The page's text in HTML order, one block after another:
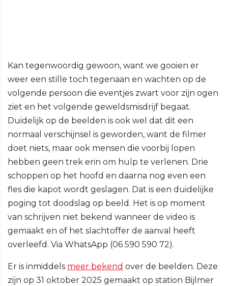
Kan tegenwoordig gewoon, want we gooien er
weer een stille toch tegenaan en wachten op de
volgende persoon die eventjes zwart voor zijn ogen
ziet en het volgende geweldsmisdrijf begaat.
Duidelijk op de beelden is ook wel dat dit een
normaal verschijnsel is geworden, want de filmer
doet niets, maar ook mensen die voorbij lopen
hebben geen trek erin om hulp te verlenen. Drie
schoppen op het hoofd en daarna nog even een
fles die kapot wordt geslagen. Dat is een duidelijke
poging tot doodslag op beeld. Het is op moment
van schrijven niet bekend wanneer de video is
gemaakt en of het slachtoffer de aanval heeft
overleefd. Via WhatsApp (06 590 590 72).
Er is inmiddels meer bekend over de beelden. Deze
zijn op 31 oktober 2025 gemaakt op station Bijlmer